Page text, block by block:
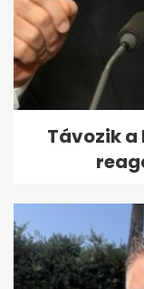
7
Távozik